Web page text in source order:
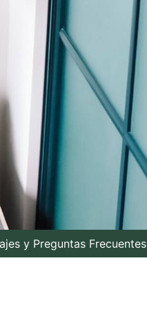
y Preguntas Frecuentes